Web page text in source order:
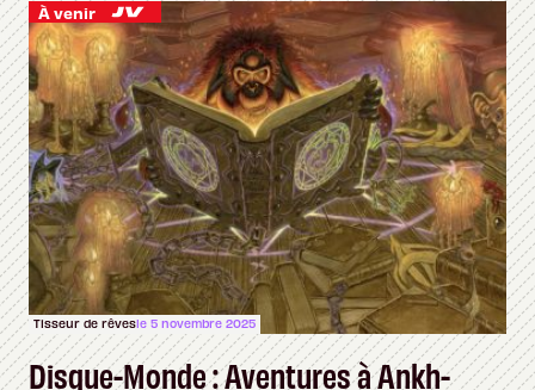
À venir
Tisseur de rêvesle 5 novembre 2025
Disque-Monde : Aventures à Ankh-